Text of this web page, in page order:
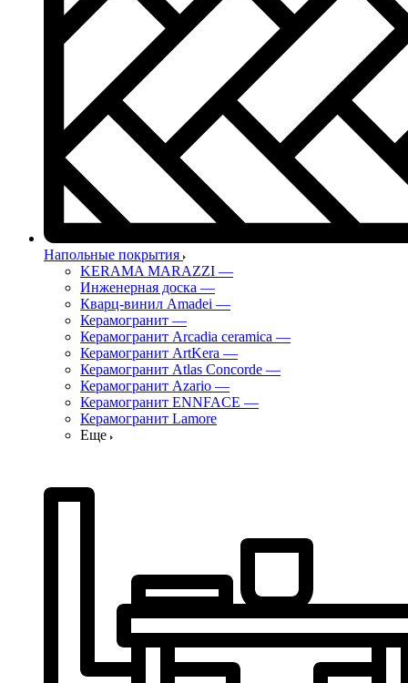
Напольные покрытия
KERAMA MARAZZI —
Инженерная доска —
Кварц-винил Amadei —
Керамогранит —
Керамогранит Arcadia ceramica —
Керамогранит ArtKera —
Керамогранит Atlas Concorde —
Керамогранит Azario —
Керамогранит ENNFACE —
Керамогранит Lamore
Еще